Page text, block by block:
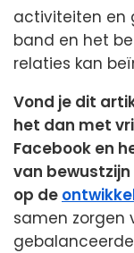
activiteiten en
band en het
relaties kan
Vond je dit
het dan met
Facebook en
van
op de
samen zorgen